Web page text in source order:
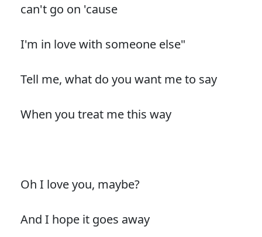
can't go on 'cause
I'm in love with someone else"
Tell me, what do you want me to say
When you treat me this way
Oh I love you, maybe?
And I hope it goes away